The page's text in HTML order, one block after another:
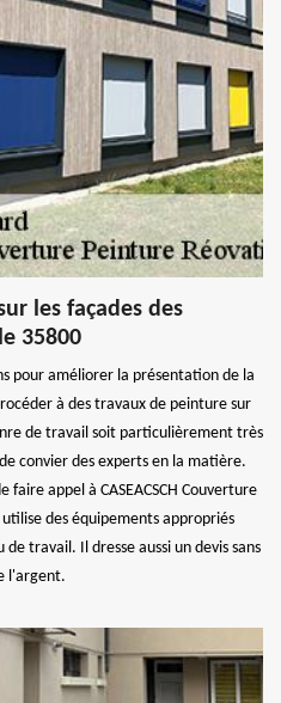
les façades des
35800
pour améliorer la présentation de la
à des travaux de peinture sur
de travail soit particulièrement très
convier des experts en la matière.
faire appel à CASEACSCH Couverture
des équipements appropriés
travail. Il dresse aussi un devis sans
l'argent.